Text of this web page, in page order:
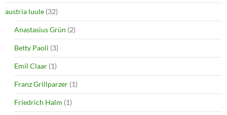
austria luule (32)
Anastasius Grün (2)
Betty Paoli (3)
Emil Claar (1)
Franz Grillparzer (1)
Friedrich Halm (1)